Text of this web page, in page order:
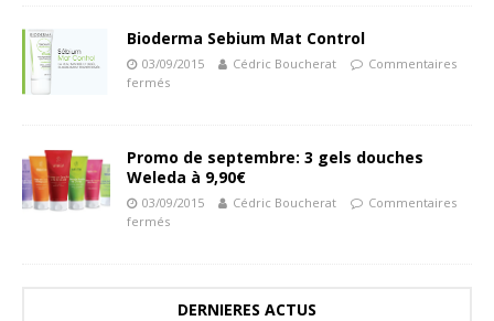
Bioderma Sebium Mat Control
03/09/2015 Cédric Boucherat
Commentaires
fermés
Promo de septembre: 3 gels douches
Weleda à 9,90€
03/09/2015 Cédric Boucherat
Commentaires
fermés
DERNIERES ACTUS